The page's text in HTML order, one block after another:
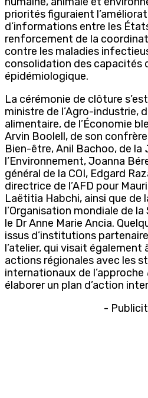
priorités figuraient
d’informations entre les
renforcement de la
contre les maladies
consolidation des capacités
épidémiologique.
La cérémonie de clôture
ministre de l’Agro-industrie,
alimentaire, de l’Économie
Arvin Boolell, de son
Bien-être, Anil Bachoo, de la
l’Environnement, Joanna
général de la COI, Edgard
directrice de l’AFD pour
Laëtitia Habchi, ainsi que de
l’Organisation mondiale de la
le Dr Anne Marie Ancia.
issus d’institutions
l’atelier, qui visait également
actions régionales avec les
internationaux de l’approche
élaborer un plan d’action
-